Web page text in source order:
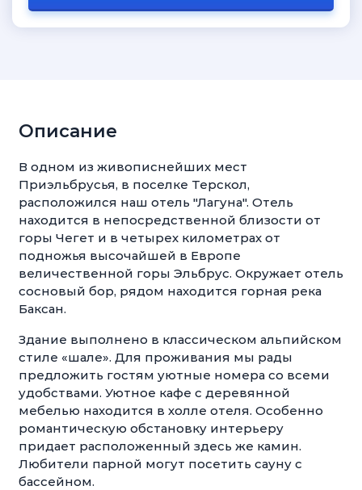
Описание
В одном из живописнейших мест
Приэльбрусья, в поселке Терскол,
расположился наш отель "Лагуна". Отель
находится в непосредственной близости от
горы Чегет и в четырех километрах от
подножья высочайшей в Европе
величественной горы Эльбрус. Окружает отель
сосновый бор, рядом находится горная река
Баксан.
Здание выполнено в классическом альпийском
стиле «шале». Для проживания мы рады
предложить гостям уютные номера со всеми
удобствами. Уютное кафе с деревянной
мебелью находится в холле отеля. Особенно
романтическую обстановку интерьеру
придает расположенный здесь же камин.
Любители парной могут посетить сауну с
бассейном.